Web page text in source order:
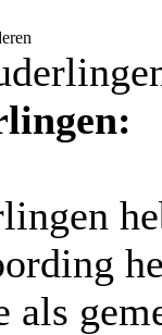
als